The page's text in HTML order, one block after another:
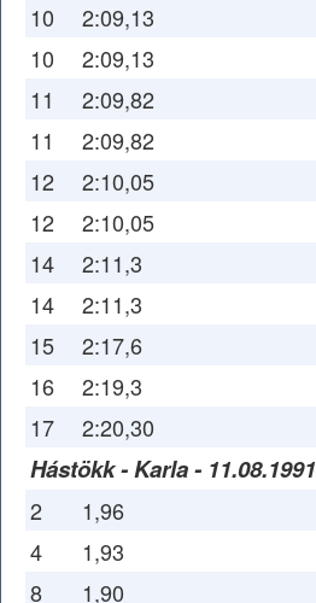
10 2:09,13
10 2:09,13
11 2:09,82
11 2:09,82
12 2:10,05
12 2:10,05
14 2:11,3
14 2:11,3
15 2:17,6
16 2:19,3
17 2:20,30
Hástökk - Karla - 11.08.1991
2 1,96
4 1,93
8 1,90